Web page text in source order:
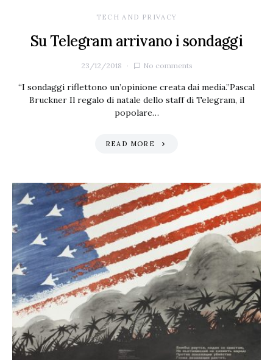
TECH AND PRIVACY
Su Telegram arrivano i sondaggi
23/12/2018 No comments
“I sondaggi riflettono un’opinione creata dai media.”Pascal
Bruckner Il regalo di natale dello staff di Telegram, il
popolare…
READ MORE